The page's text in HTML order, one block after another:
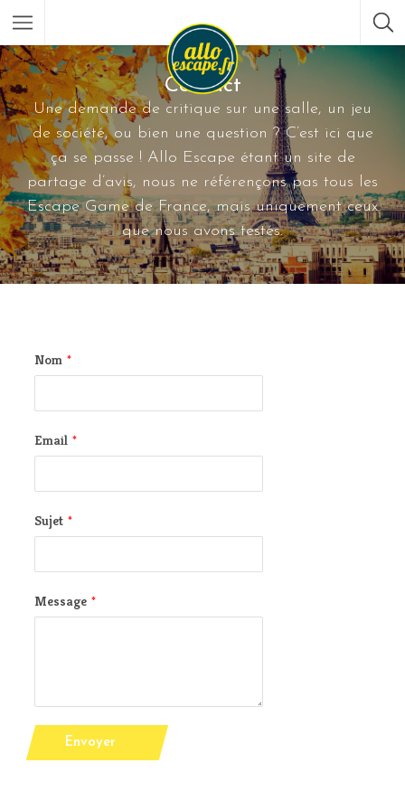
Contact
Une demande de critique sur une salle, un jeu
de société, ou bien une question ? C’est ici que
ça se passe ! Allo Escape étant un site de
partage d’avis, nous ne référençons pas tous les
Escape Game de France, mais uniquement ceux
que nous avons testés.
Nom *
Email *
Sujet *
Message *
Envoyer